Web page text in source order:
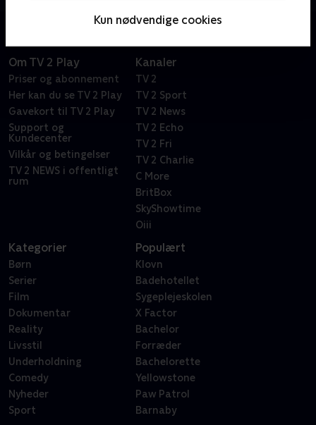
Kun nødvendige cookies
Om TV 2 Play
Priser og abonnement
Her kan du se TV 2 Play
Gavekort til TV 2 Play
Support og
Kundecenter
Vilkår og betingelser
TV 2 NEWS i offentligt
rum
Kanaler
TV 2
TV 2 Sport
TV 2 News
TV 2 Echo
TV 2 Fri
TV 2 Charlie
C More
BritBox
SkyShowtime
Oiii
Kategorier
Børn
Serier
Film
Dokumentar
Reality
Livsstil
Underholdning
Comedy
Nyheder
Sport
Populært
Klovn
Badehotellet
Sygeplejeskolen
X Factor
Bachelor
Forræder
Bachelorette
Yellowstone
Paw Patrol
Barnaby